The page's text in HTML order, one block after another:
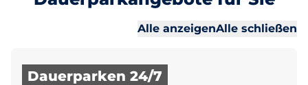
Alle anzeigenAlle schließen
Dauerparken 24/7